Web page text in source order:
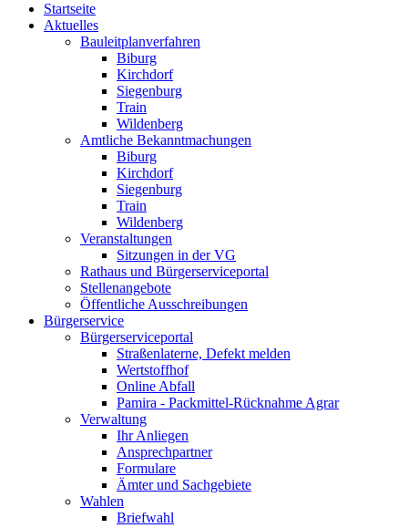
Startseite
Aktuelles
Bauleitplanverfahren
Biburg
Kirchdorf
Siegenburg
Train
Wildenberg
Amtliche Bekanntmachungen
Biburg
Kirchdorf
Siegenburg
Train
Wildenberg
Veranstaltungen
Sitzungen in der VG
Rathaus und Bürgerserviceportal
Stellenangebote
Öffentliche Ausschreibungen
Bürgerservice
Bürgerserviceportal
Straßenlaterne, Defekt melden
Wertstoffhof
Online Abfall
Pamira - Packmittel-Rücknahme Agrar
Verwaltung
Ihr Anliegen
Ansprechpartner
Formulare
Ämter und Sachgebiete
Wahlen
Briefwahl